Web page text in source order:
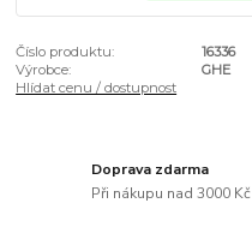
Číslo produktu:
16336
Výrobce:
GHE
Hlídat cenu / dostupnost
Doprava zdarma
Při nákupu nad 3000 Kč